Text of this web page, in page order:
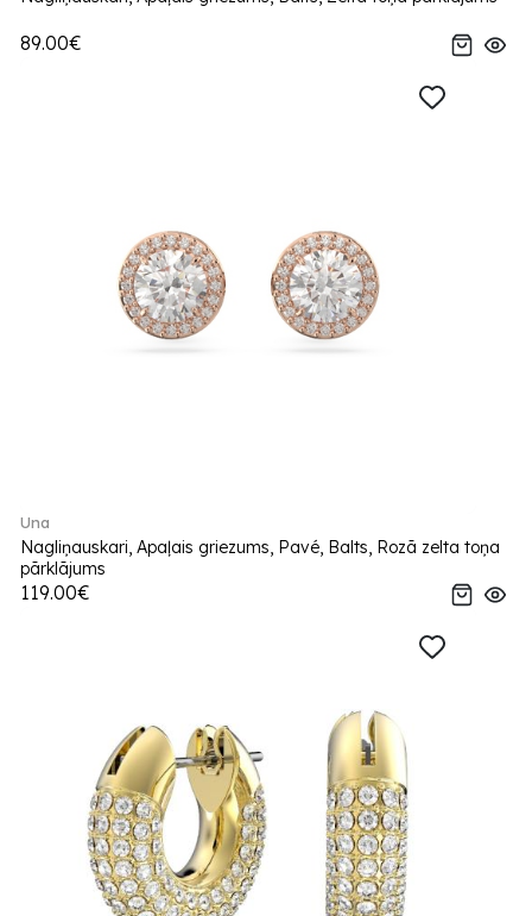
89.00€
Una
Nagliņauskari, Apaļais griezums, Pavé, Balts, Rozā zelta toņa
pārklājums
119.00€